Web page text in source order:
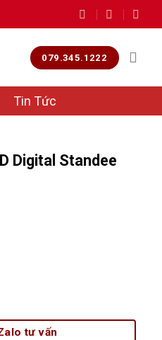
079.345.1222
Tin Tức
Digital Standee
tư vấn